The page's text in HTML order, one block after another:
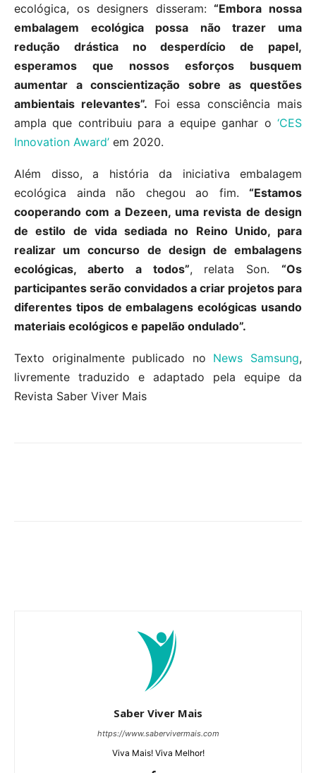
ecológica, os designers disseram:“Embora nossa
embalagem ecológica possa não trazer uma
redução drástica no desperdício de papel,
esperamos que nossos esforços busquem
aumentar a conscientização sobre as questões
ambientais relevantes”. Foi essa consciência mais
ampla que contribuiu para a equipe ganhar o ‘CES
Innovation Award’ em 2020.
Além disso, a história da iniciativa embalagem
ecológica ainda não chegou ao fim. “Estamos
cooperando com a Dezeen, uma revista de design
de estilo de vida sediada no Reino Unido, para
realizar um concurso de design de embalagens
ecológicas, aberto a todos”, relata Son. “Os
participantes serão convidados a criar projetos para
diferentes tipos de embalagens ecológicas usando
materiais ecológicos e papelão ondulado”.
Texto originalmente publicado no News Samsung,
livremente traduzido e adaptado pela equipe da
Revista Saber Viver Mais
Saber Viver Mais
https://www.sabervivermais.com
Viva Mais! Viva Melhor!